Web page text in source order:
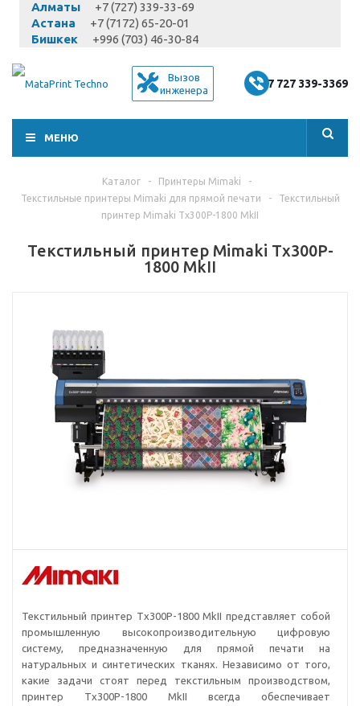
Алматы
+7 (727) 339-33-69
Астана
+7 (7172) 65-20-01
Бишкек
+996 (703) 46-30-84
Вызов
инженера
+7 727 339-3369
МЕНЮ
Каталог - Принтеры Mimaki
-
Текстильные принтеры Mimaki для прямой печати
-
Текстильный
принтер Mimaki Tx300P-1800 MkII
Текстильный принтер Mimaki Tx300P-
1800 MkII
Текстильный принтер Tх300P-1800 MkII представляет собой
промышленную высокопроизводительную цифровую
систему, предназначенную для прямой печати на
натуральных и синтетических тканях. Независимо от того,
какие задачи стоят перед текстильным производством,
принтер Tх300P-1800 MkII всегда обеспечивает